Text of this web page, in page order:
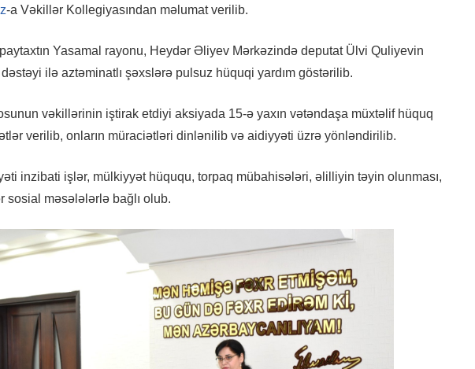
-a Vəkillər Kollegiyasından məlumat verilib.
Yasamal rayonu, Heydər Əliyev Mərkəzində deputat Ülvi Quliyevin
ilə aztəminatlı şəxslərə pulsuz hüquqi yardım göstərilib.
vəkillərinin iştirak etdiyi aksiyada 15-ə yaxın vətəndaşa müxtəlif hüquq
verilib, onların müraciətləri dinlənilib və aidiyyəti üzrə yönləndirilib.
inzibati işlər, mülkiyyət hüququ, torpaq mübahisələri, əlilliyin təyin olunması,
sosial məsələlərlə bağlı olub.